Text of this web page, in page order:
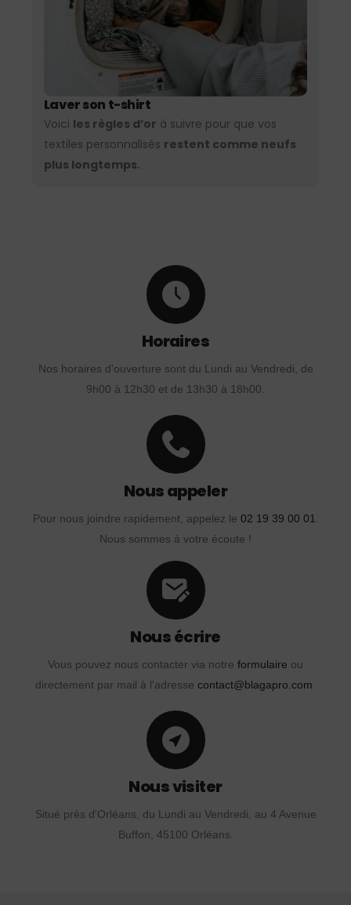
Laver son t-shirt
Voici les règles d’or à suivre pour que vos
textiles personnalisés restent comme neufs
plus longtemps.
Horaires
Nos horaires d'ouverture sont du Lundi au Vendredi, de
9h00 à 12h30 et de 13h30 à 18h00.
Nous appeler
Pour nous joindre rapidement, appelez le 02 19 39 00 01.
Nous sommes à votre écoute !
Nous écrire
Vous pouvez nous contacter via notre formulaire ou
directement par mail à l'adresse contact@blagapro.com.
Nous visiter
Situé près d'Orléans, du Lundi au Vendredi, au 4 Avenue
Buffon, 45100 Orléans.